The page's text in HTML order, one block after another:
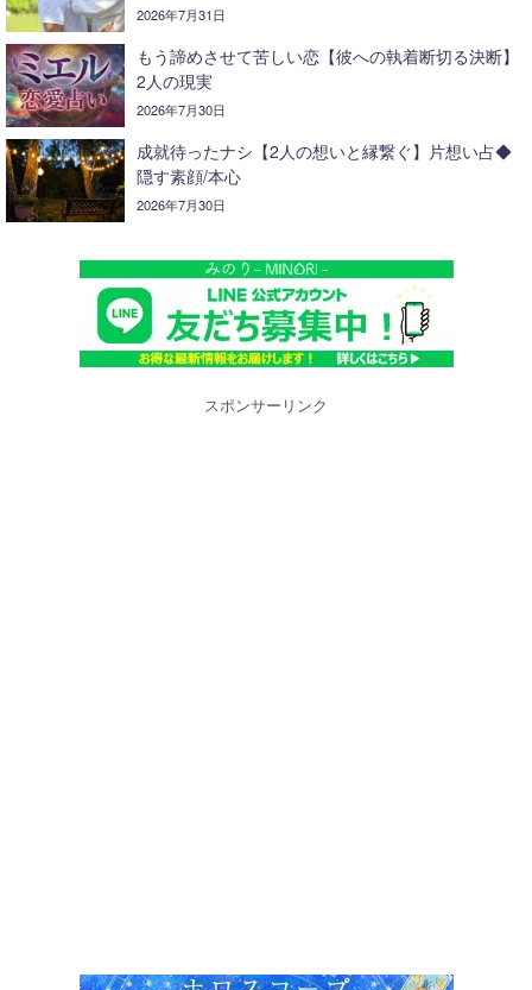
2026年7月31日
もう諦めさせて苦しい恋【彼への執着断切る決断】
2人の現実
2026年7月30日
成就待ったナシ【2人の想いと縁繋ぐ】片想い占◆
隠す素顔/本心
2026年7月30日
スポンサーリンク